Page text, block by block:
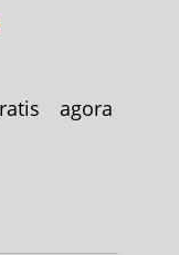
agora